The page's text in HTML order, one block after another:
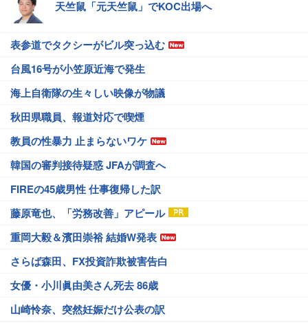
天竺鼠「元天竺鼠」でKOC出場へ
表参道でタクシーがビル突っ込む
台風16号が小笠原近海で発生
海上自衛隊の生々しい映像が物議
秋田県職員、報道対応で喫煙
教員の性暴力 止まらないワケ
韓国の審判接待疑惑 JFAが調査へ
FIREの45歳男性 仕事復帰した訳
藤原竜也、「労務改善」アピール
重岡大毅＆濱田崇裕 結婚W発表
さらば森田、FX投資詐欺被害告白
女優・小川眞由美さん死去 86歳
山崎怜奈、突然妊娠だけ公表の訳